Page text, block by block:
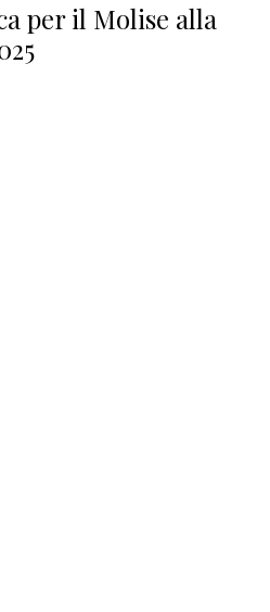
per il Molise alla